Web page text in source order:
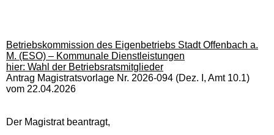
Betriebskommission des Eigenbetriebs Stadt Offenbach a.
M. (ESO) – Kommunale Dienstleistungen
hier: Wahl der Betriebsratsmitglieder
Antrag Magistratsvorlage Nr. 2026-094 (Dez. I, Amt 10.1)
vom 22.04.2026
Der Magistrat beantragt,